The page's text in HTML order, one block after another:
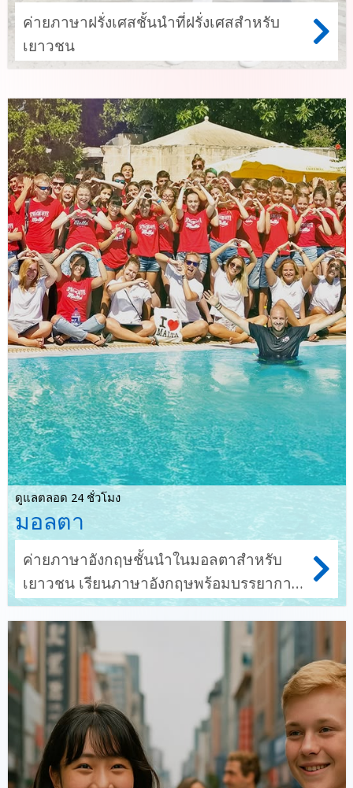
ค่ายภาษาฝรั่งเศสชั้นนำที่ฝรั่งเศสสำหรับ
เยาวชน
ดูแลตลอด 24 ชั่วโมง
มอลตา
ค่ายภาษาอังกฤษชั้นนำในมอลตาสำหรับ
เยาวชน เรียนภาษาอังกฤษพร้อมบรรยากาศ
แบบเมดิเตอร์เรเนียน